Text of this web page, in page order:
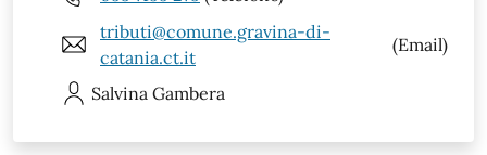
tributi@comune.gravina-di-
catania.ct.it
(Email)
Salvina Gambera